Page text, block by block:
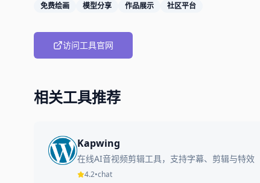
免费绘画 模型分享 作品展示 社区平台
访问工具官网
相关工具推荐
Kapwing
在线AI音视频剪辑工具，支持字幕、剪辑与特效
4.2•chat